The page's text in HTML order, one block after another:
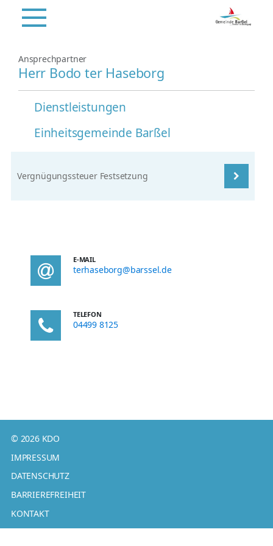
Ansprechpartner
Herr Bodo ter Haseborg
Dienstleistungen
Einheitsgemeinde Barßel
Vergnügungssteuer Festsetzung
E-MAIL
terhaseborg@barssel.de
TELEFON
04499 8125
© 2026 KDO
IMPRESSUM
DATENSCHUTZ
BARRIEREFREIHEIT
KONTAKT